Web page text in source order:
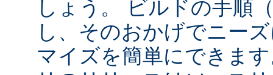
しょう。 ビルドの手順
し、そのおかげでニー
マイズを簡単にできま